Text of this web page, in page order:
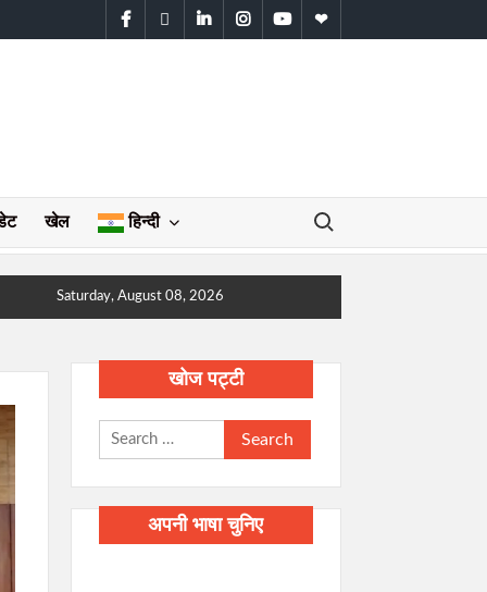
facebooktwitterlinkedininstagramyoutubeWhatsApp
खेल हिन्दी
Search for:
Saturday, August 08, 2026
खोज पट्टी
Search
for:
अपनी भाषा चुनिए